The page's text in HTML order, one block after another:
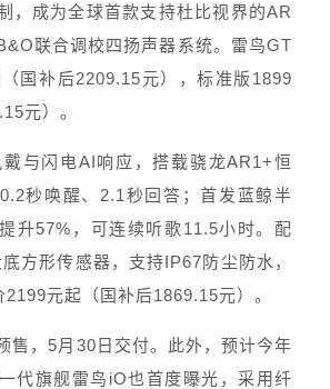
，成为全球首款支持杜比视界的AR
联合调校四扬声器系统。雷鸟GT
国补后2209.15元），标准版1899
元）。
与闪电AI响应，搭载骁龙AR1+恒
秒唤醒、2.1秒回答；首发蓝鲸半
升57%，可连续听歌11.5小时。配
方形传感器，支持IP67防尘防水，
元起（国补后1869.15元）。
售，5月30日交付。此外，预计今年
代旗舰雷鸟iO也首度曝光，采用纤